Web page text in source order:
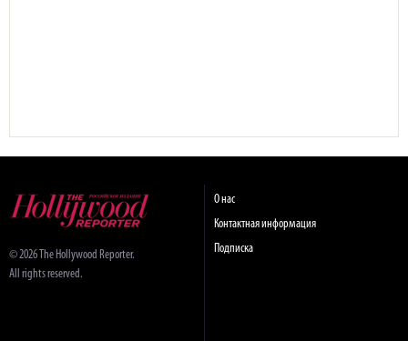
© 2026 The Hollywood Reporter.
All rights reserved.
О нас
Контактная информация
Подписка